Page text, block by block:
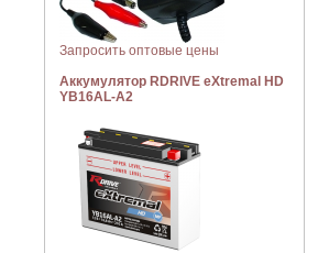
Запросить оптовые цены
Аккумулятор RDRIVE eXtremal HD
YB16AL-A2